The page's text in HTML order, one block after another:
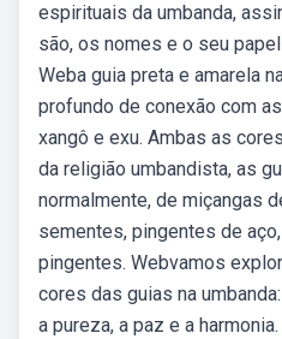
espirituais da umbanda,
são, os nomes e o seu
Weba guia preta e amarela
profundo de conexão com
xangô e exu. Ambas as
da religião umbandista, as
normalmente, de miçangas
sementes, pingentes de
pingentes. Webvamos
cores das guias na
a pureza, a paz e a